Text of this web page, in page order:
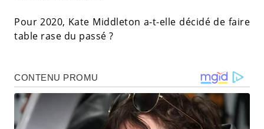
Pour 2020, Kate Middleton a-t-elle décidé de faire
table rase du passé ?